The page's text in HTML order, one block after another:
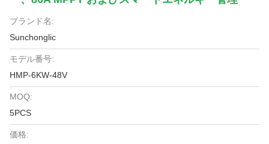
ブランド名:
Sunchonglic
モデル番号:
HMP-6KW-48V
MOQ:
5PCS
価格: